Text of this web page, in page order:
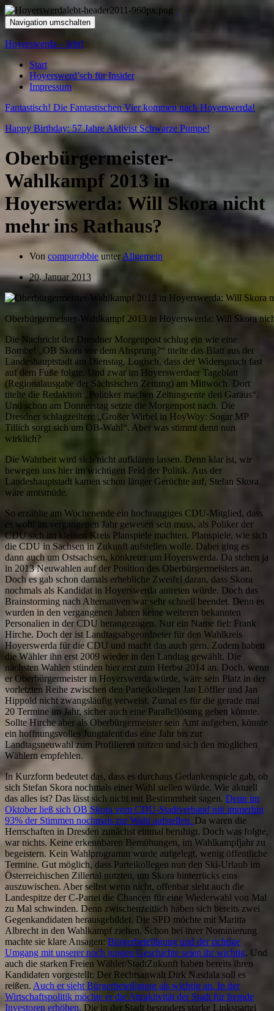
Navigation umschalten
Hoyerswerda – lebt!
Start
Hoyerswerd’sch für Insider
Impressum
Fantastisch! Die Fantastischen Vier kommen nach Hoyerswerda!
Happy Birthday: 57 Jahre Aktivist Schwarze Pumpe!
Oberbürgermeister-
Wahlkampf 2013 in
Hoyerswerda: Will Skora nicht
mehr ins Rathaus?
Von compurobbie unter Allgemein
20. Januar 2013
Oberbürgermeister-Wahlkampf 2013 in Hoyerswerda: Will Skora
Die Nachricht der Dresdner Morgenpost schlug ein wie eine
Bombe! „OB Skora vor dem Absprung?“ titelte das Blatt aus der
Landeshauptstadt am Dienstag. Logisch, dass der Widerspruch fast
auf dem Fuße folgte. Und zwar im Hoyerswerdaer Tageblatt
(Regionalausgabe der Sächsischen Zeitung) am Mittwoch. Dort
titelte die Redaktion „Politiker machen Zeitungsente den Garaus“.
Und schon am Donnerstag setzte die Morgenpost nach. Die
Dresdner schlagzeilten: „Großer Wirbel in HoyWoy: Sogar MP
Tillich sorgt sich um OB-Wahl“. Aber was stimmt denn nun
wirklich?
Die Wahrheit wird sich nicht aufklären lassen. Denn klar ist, wir
bewegen uns hier im wichtigen Feld der Politik. Aus der
Landeshauptstadt kamen schon länger Gerüchte auf, Stefan Skora
wäre amtsmüde.
So erzählte am Wochenende ein hochrangiges CDU-Mitglied, dass
es wohl im vergangenen Jahr gewesen sein muss, als Poliker der
CDU sich im kleinen Kreis Planspiele machten. Planspiele, wie sich
die CDU in Sachsen in Zukunft aufstellen wolle. Dabei ging es
dann auch um Ostsachsen, konkreter um Hoyerswerda. Da stehen ja
in 2013 Neuwahlen auf der Position des Oberbürgermeisters an.
Doch es gab schon damals erhebliche Zweifel daran, dass Skora
nochmals als Kandidat in Hoyerswerda antreten würde. Doch das
Brainstorming nach Alternativen war sehr schnell beendet. Denn es
wurden in den vergangenen Jahren keine weiteren bekannten
Personalien in der CDU herangezogen. Nur ein Name fiel: Frank
Hirche. Doch der ist Landtagsabgeordneter für den Wahlkreis
Hoyerswerda für die CDU und macht das auch gern. Zudem haben
die Wähler ihn erst 2009 wieder in den Landtag gewählt. Die
nächsten Wahlen stünden hier erst zum Herbst 2014 an. Doch, wenn
er Oberbürgermeister in Hoyerswerda würde, wäre sein Platz in der
vorletzten Reihe zwischen den Parteikollegen Jan Löffler und Jan
Hippold nicht zwangsläufig verweist. Zumal es für die gerade mal
20 Termine im Jahr, sicher auch eine Parallellösung geben könnte.
Sollte Hirche aber als Oberbürgermeister sein Amt aufgeben, könnte
ein hoffnungsvolles Jungtalent das eine Jahr bis zur
Landtagsneuwahl zum Profilieren nutzen und sich den möglichen
Wählern empfehlen.
In Kurzform bedeutet das, dass es durchaus Gedankenspiele gab, ob
sich Stefan Skora nochmals einer Wahl stellen würde. Wie aktuell
das alles ist? Das lässt sich nicht mit Bestimmtheit sagen. Denn im
Oktober ließ sich OB Skora vom CDU-Stadtverband mit immerhin
93% der Stimmen nochmals zur Wahl aufstellen. Da waren die
Herrschaften in Dresden zunächst einmal beruhigt. Doch was folgte,
war nichts. Keine erkennbaren Bemühungen, im Wahlkampfjahr zu
begeistern. Kein Wahlprogramm wurde aufgelegt, wenig öffentliche
Termine. Gut möglich, dass Parteikollegen nun den Ski-Urlaub im
Österreichischen Zillertal nutzten, um Skora hinterrücks eins
auszuwischen. Aber selbst wenn nicht, offenbar sieht auch die
Landespitze der C-Partei die Chancen für eine Wiederwahl von Mal
zu Mal schwinden. Denn zwischenzeitlich haben sich bereits zwei
Gegenkandidaten herausgebildet. Die SPD möchte mit Maritta
Albrecht in den Wahlkampf ziehen. Schon bei ihrer Nominierung
machte sie klare Ansagen: Bürgerbeteiligung und der richtige
Umgang mit unserer noch jungen Geschichte seien ihr wichtig. Und
auch die starken Freien Wähler/StadtZukunft haben bereits ihren
Kandidaten vorgestellt: Der Rechtsanwalt Dirk Nasdala soll es
reißen. Auch er sieht Bürgerbeteiligung als wichtig an. In der
Wirtschaftspolitik möchte er die Attraktivität der Stadt für fremde
Investoren erhöhen. Die in der Stadt besonders starke Linkspartei